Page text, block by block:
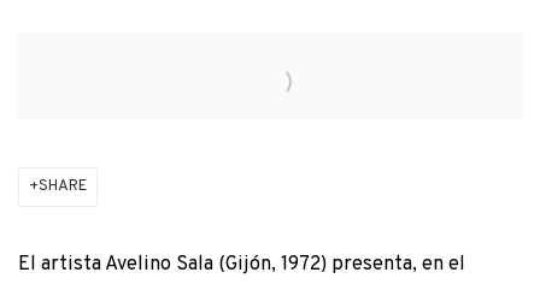
SHARE
El artista Avelino Sala (Gijón, 1972) presenta, en el